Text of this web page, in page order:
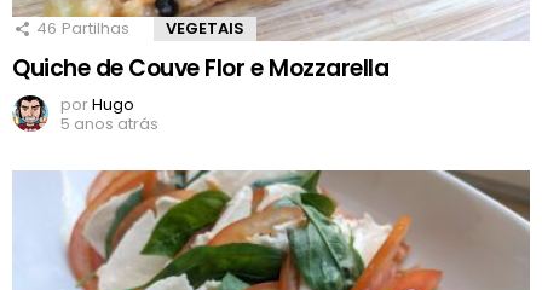
46 Partilhas VEGETAIS
Quiche de Couve Flor e Mozzarella
porHugo
5 anos atrás